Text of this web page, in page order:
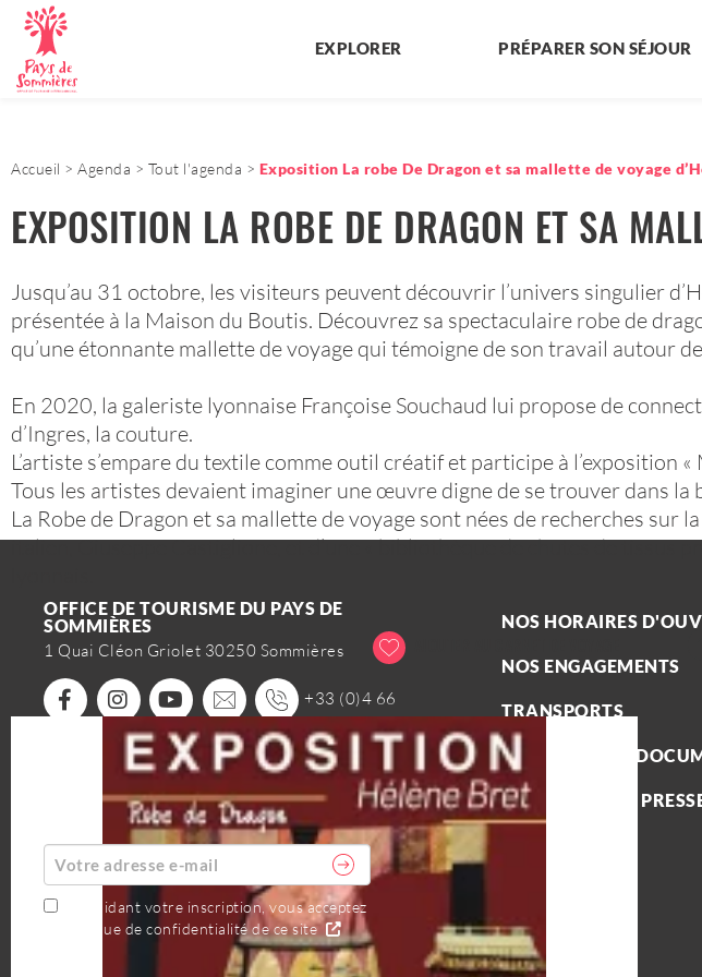
EXPLORER PRÉPARER SON SÉJOUR
Accueil Agenda Tout l'agenda Exposition La robe De Dragon et sa mallette de voyage
EXPOSITION LA ROBE DE DRAGON ET SA
Jusqu’au 31 octobre, les visiteurs peuvent découvrir l’univers singulier
présentée à la Maison du Boutis. Découvrez sa spectaculaire robe de
qu’une étonnante mallette de voyage qui témoigne de son travail autour
En 2020, la galeriste lyonnaise Françoise Souchaud lui propose de
d’Ingres, la couture.
L’artiste s’empare du textile comme outil créatif et participe à l’exposition
Tous les artistes devaient imaginer une œuvre digne de se trouver dans la
La Robe de Dragon et sa mallette de voyage sont nées de recherches sur
italien, Giuseppe Castiglione, et d’une « bibliothèque de chutes de tissus
OFFICE DE TOURISME DU PAYS DE
SOMMIÈRES
1 Quai Cléon Griolet 30250 Sommières
+33 (0)4 66
ABONNEZ-VOUS À LA NEWSLETTER
En validant votre inscription, vous acceptez
la politique de confidentialité de ce site
NOS HORAIRES
NOS ENGAGEMENTS
TRANSPORTS
BROCHURES &
ESPACE PRO ET